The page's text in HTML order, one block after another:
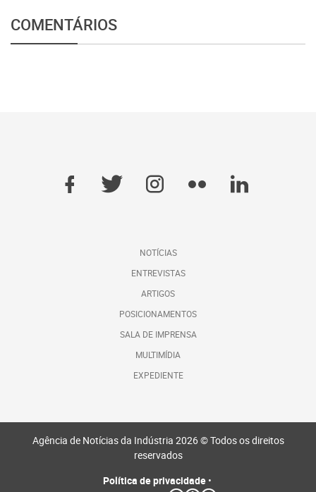
COMENTÁRIOS
NOTÍCIAS
ENTREVISTAS
ARTIGOS
POSICIONAMENTOS
SALA DE IMPRENSA
MULTIMÍDIA
EXPEDIENTE
Agência de Notícias da Indústria 2026 © Todos os direitos
reservados
Política de privacidade•